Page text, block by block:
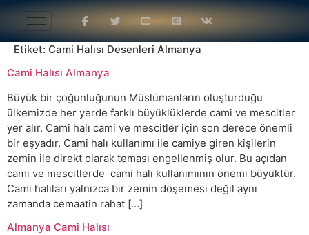
Etiket: Cami Halısı Desenleri Almanya
Cami Halısı Almanya
Büyük bir çoğunluğunun Müslümanların oluşturduğu
ülkemizde her yerde farklı büyüklüklerde cami ve mescitler
yer alır. Cami halı cami ve mescitler için son derece önemli
bir eşyadır. Cami halı kullanımı ile camiye giren kişilerin
zemin ile direkt olarak teması engellenmiş olur. Bu açıdan
cami ve mescitlerde cami halı kullanımının önemi büyüktür.
Cami halıları yalnızca bir zemin döşemesi değil aynı
zamanda cemaatin rahat […]
Almanya Cami Halısı